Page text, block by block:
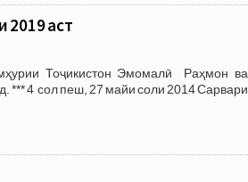
аст
Тоҷикистон Эмомалӣ Раҳмон ва
*** 4 сол пеш, 27 майи соли 2014 Сарвари